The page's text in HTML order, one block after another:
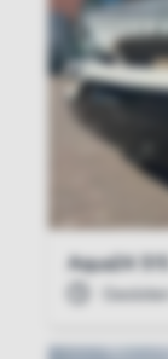
Aqua24 515
Gesloten